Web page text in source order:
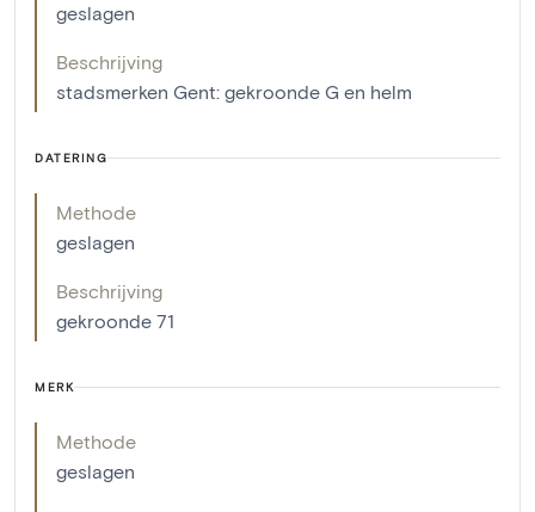
geslagen
Beschrijving
stadsmerken Gent: gekroonde G en helm
DATERING
Methode
geslagen
Beschrijving
gekroonde 71
MERK
Methode
geslagen